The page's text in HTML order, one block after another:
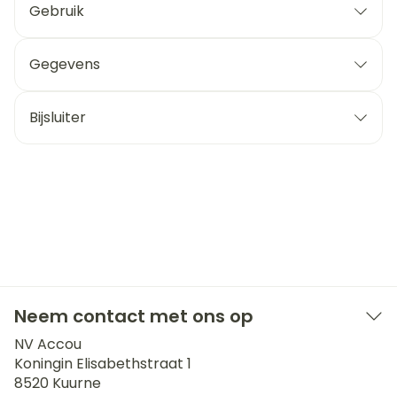
Gebruik
Gegevens
Bijsluiter
Neem contact met ons op
NV Accou
Koningin Elisabethstraat 1
8520 Kuurne